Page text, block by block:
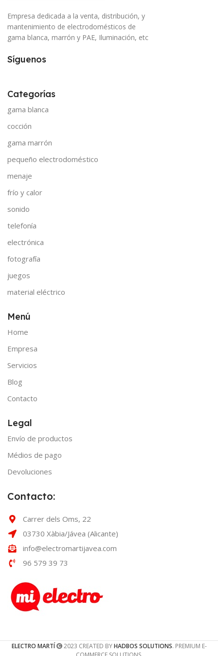
Empresa dedicada a la venta, distribución, y
mantenimiento de electrodomésticos de
gama blanca, marrón y PAE, Iluminación, etc
Síguenos
Categorías
gama blanca
cocción
gama marrón
pequeño electrodoméstico
menaje
frío y calor
sonido
telefonía
electrónica
fotografía
juegos
material eléctrico
Menú
Home
Empresa
Servicios
Blog
Contacto
Legal
Envío de productos
Médios de pago
Devoluciones
Contacto:
Carrer dels Oms, 22
03730 Xàbia/Jávea (Alicante)
info@electromartijavea.com
96 579 39 73
ELECTRO MARTÍ 2023 CREATED BYHADBOS SOLUTIONS. PREMIUM E-